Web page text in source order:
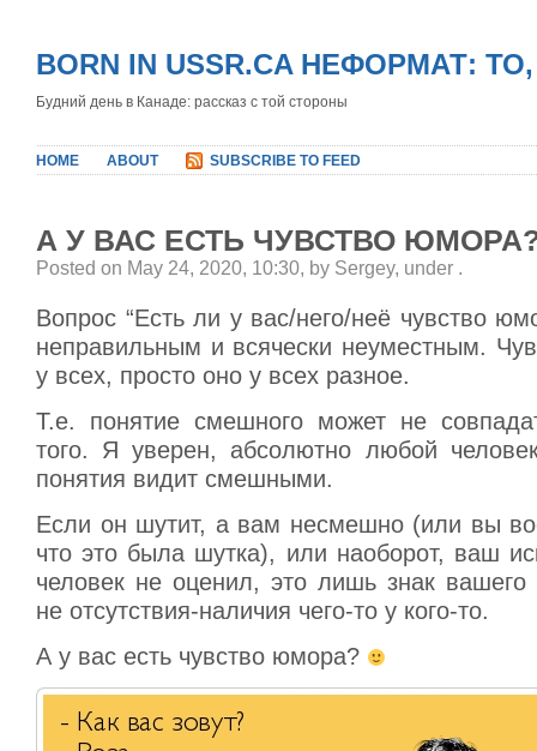
BORN IN USSR.CA НЕФОРМАТ:
Будний день в Канаде: рассказ с той стороны
HOME ABOUT SUBSCRIBE TO FEED
А У ВАС ЕСТЬ ЧУВСТВО
Posted on May 24, 2020, 10:30, by Sergey, under .
Вопрос “Есть ли у вас/него/неё чувство
неправильным и всячески неуместным.
у всех, просто оно у всех разное.
Т.е. понятие смешного может не
того. Я уверен, абсолютно любой
понятия видит смешными.
Если он шутит, а вам несмешно (или вы
что это была шутка), или наоборот, ваш
человек не оценил, это лишь знак вашего
не отсутствия-наличия чего-то у кого-то.
А у вас есть чувство юмора?